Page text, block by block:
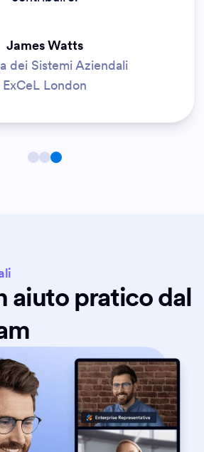
James Watts
dei Sistemi Aziendali
ExCeL London
aiuto pratico dal